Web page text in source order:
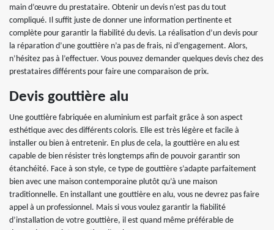
main d’œuvre du prestataire. Obtenir un devis n’est pas du tout
compliqué. Il suffit juste de donner une information pertinente et
complète pour garantir la fiabilité du devis. La réalisation d’un devis pour
la réparation d’une gouttière n’a pas de frais, ni d’engagement. Alors,
n’hésitez pas à l’effectuer. Vous pouvez demander quelques devis chez des
prestataires différents pour faire une comparaison de prix.
Devis gouttière alu
Une gouttière fabriquée en aluminium est parfait grâce à son aspect
esthétique avec des différents coloris. Elle est très légère et facile à
installer ou bien à entretenir. En plus de cela, la gouttière en alu est
capable de bien résister très longtemps afin de pouvoir garantir son
étanchéité. Face à son style, ce type de gouttière s’adapte parfaitement
bien avec une maison contemporaine plutôt qu’à une maison
traditionnelle. En installant une gouttière en alu, vous ne devrez pas faire
appel à un professionnel. Mais si vous voulez garantir la fiabilité
d’installation de votre gouttière, il est quand même préférable de